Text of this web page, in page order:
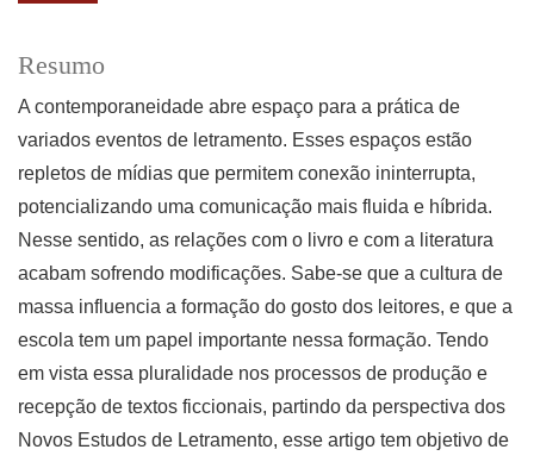
Resumo
A contemporaneidade abre espaço para a prática de
variados eventos de letramento. Esses espaços estão
repletos de mídias que permitem conexão ininterrupta,
potencializando uma comunicação mais fluida e híbrida.
Nesse sentido, as relações com o livro e com a literatura
acabam sofrendo modificações. Sabe-se que a cultura de
massa influencia a formação do gosto dos leitores, e que a
escola tem um papel importante nessa formação. Tendo
em vista essa pluralidade nos processos de produção e
recepção de textos ficcionais, partindo da perspectiva dos
Novos Estudos de Letramento, esse artigo tem objetivo de